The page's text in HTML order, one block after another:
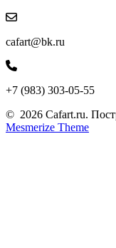
cafart@bk.ru
+7 (983) 303-05-55
© 2026 Cafart.ru.
Mesmerize Theme